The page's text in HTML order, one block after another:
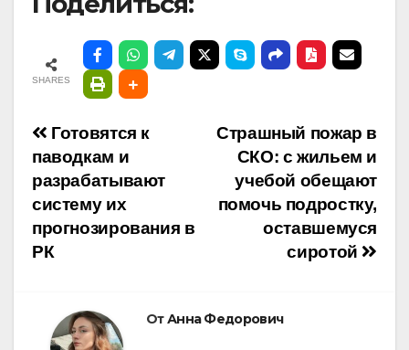
SHARES
Навигация
по
записям
Страшный пожар в
СКО: с жильем и
учебой обещают
помочь подростку,
оставшемуся
сиротой
Готовятся к
паводкам и
разрабатывают
систему их
прогнозирования в
РК
ОтАнна Федорович